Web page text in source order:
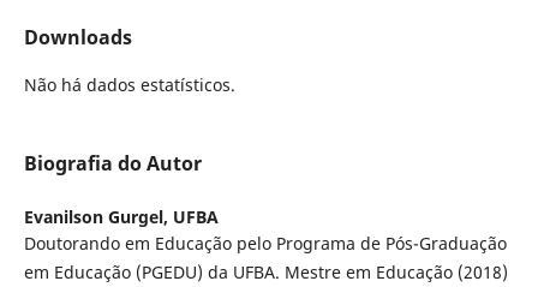
Downloads
Não há dados estatísticos.
Biografia do Autor
Evanilson Gurgel, UFBA
Doutorando em Educação pelo Programa de Pós-Graduação
em Educação (PGEDU) da UFBA. Mestre em Educação (2018)